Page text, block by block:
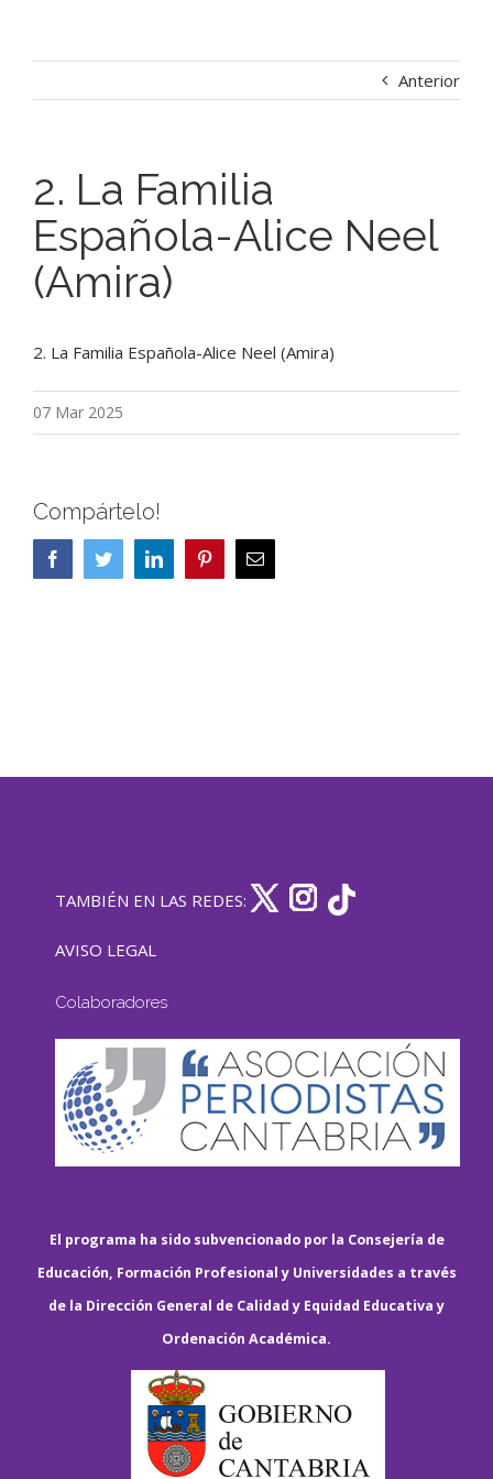
Anterior
2. La Familia
Española-Alice Neel
(Amira)
2. La Familia Española-Alice Neel (Amira)
07 Mar 2025
Compártelo!
FacebookTwitterLinkedIn PinterestCorreo
electrónico
TAMBIÉN EN LAS REDES:
AVISO LEGAL
Colaboradores
El programa ha sido subvencionado por la Consejería de
Educación, Formación Profesional y Universidades a través
de la Dirección General de Calidad y Equidad Educativa y
Ordenación Académica.